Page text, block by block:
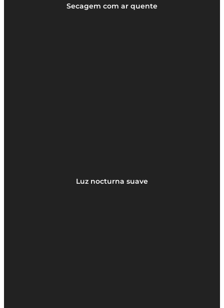
Secagem com ar quente
Luz nocturna suave